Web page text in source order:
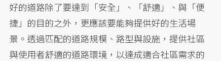
好的道路除了要達到「安全」、「舒適」、與「便
捷」的目的之外，更應該要能夠提供好的生活場
景。透過匹配的道路規模、路型與設施，提供社區
與使用者舒適的道路環境，以達成適合社區需求的